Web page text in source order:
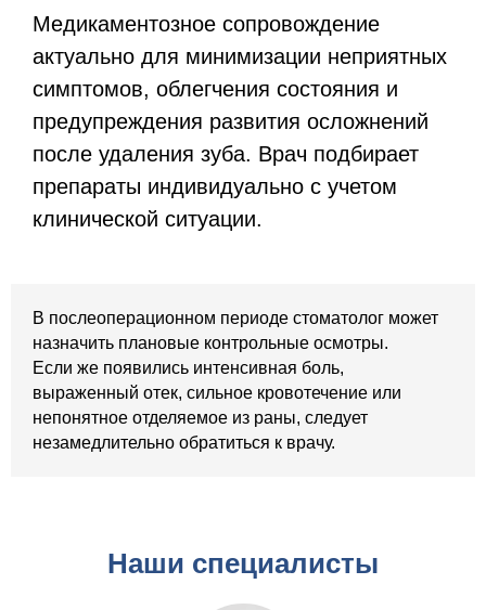
Медикаментозное сопровождение
актуально для минимизации неприятных
симптомов, облегчения состояния и
предупреждения развития осложнений
после удаления зуба. Врач подбирает
препараты индивидуально с учетом
клинической ситуации.
В послеоперационном периоде стоматолог может
назначить плановые контрольные осмотры.
Если же появились интенсивная боль,
выраженный отек, сильное кровотечение или
непонятное отделяемое из раны, следует
незамедлительно обратиться к врачу.
Наши специалисты